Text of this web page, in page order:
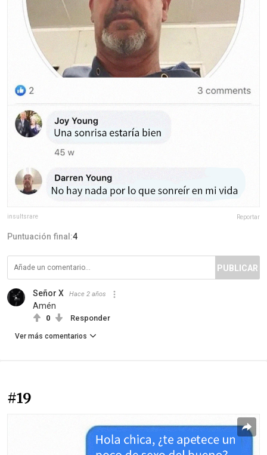
insultsrare Reportar
Puntuación final:4
PUBLICAR
Señor X Hace 2 años
Amén
0 Responder
Ver más comentarios
#19